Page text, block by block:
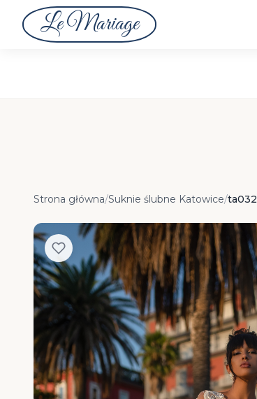
Le Mariage
Strona główna/Suknie ślubne Katowice/ta032